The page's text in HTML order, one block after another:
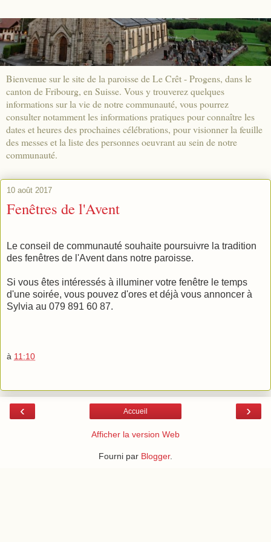
Bienvenue sur le site de la paroisse de Le Crêt - Progens, dans le
canton de Fribourg, en Suisse. Vous y trouverez quelques
informations sur la vie de notre communauté, vous pourrez
consulter notamment les informations pratiques pour connaître les
dates et heures des prochaines célébrations, pour visionner la feuille
des messes et la liste des personnes oeuvrant au sein de notre
communauté.
10 août 2017
Fenêtres de l'Avent
Le conseil de communauté souhaite poursuivre la tradition
des fenêtres de l'Avent dans notre paroisse.
Si vous êtes intéressés à illuminer votre fenêtre le temps
d'une soirée, vous pouvez d'ores et déjà vous annoncer à
Sylvia au 079 891 60 87.
à 11:10
‹ ›
Accueil
Afficher la version Web
Fourni par Blogger.